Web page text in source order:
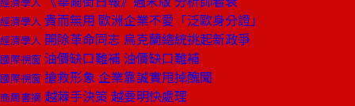
經濟學人 貴而無用 歐洲企業不愛「泛歐身分證」
經濟學人 開除革命同志 烏克蘭總統挑起新政爭
國際視窗 油價缺口難補 油價缺口難補
國際視窗 搶救形象 企業靠誠實甩掉醜聞
商周書摘 越棘手決策 越要明快處理